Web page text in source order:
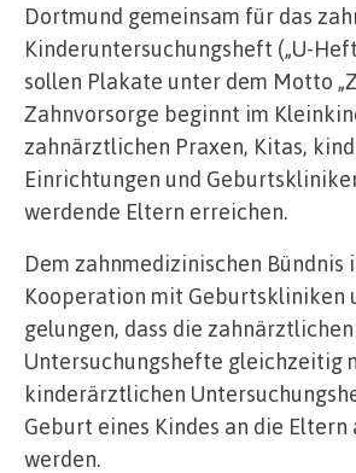
Dortmund gemeinsam für das
Kinderuntersuchungsheft („U-
sollen Plakate unter dem Motto
Zahnvorsorge beginnt im
zahnärztlichen Praxen, Kitas,
Einrichtungen und
werdende Eltern erreichen.
Dem zahnmedizinischen Bündnis
Kooperation mit Geburtskliniken
gelungen, dass die zahnärztlichen
Untersuchungshefte gleichzeitig
kinderärztlichen
Geburt eines Kindes an die Eltern
werden.